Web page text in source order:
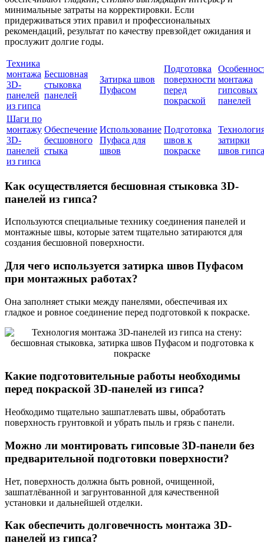
минимальные затраты на корректировки. Если
придерживаться этих правил и профессиональных
рекомендаций, результат по качеству превзойдет ожидания и
прослужит долгие годы.
Техника
монтажа
3D-
панелей
из гипса
Бесшовная
стыковка
панелей
Затирка швов
Пуфасом
Подготовка
поверхности
перед
покраской
монтажа
гипсовых
панелей
Шаги по
монтажу
3D-
панелей
из гипса
Обеспечение
бесшовного
стыка
Использование
Пуфаса для
швов
Подготовка
швов к
покраске
затирки
швов гипса
Как осуществляется бесшовная стыковка 3D-
панелей из гипса?
Используются специальные технику соединения панелей и
монтажные швы, которые затем тщательно затираются для
создания бесшовной поверхности.
Для чего используется затирка швов Пуфасом
при монтажных работах?
Она заполняет стыки между панелями, обеспечивая их
гладкое и ровное соединение перед подготовкой к покраске.
Какие подготовительные работы необходимы
перед покраской 3D-панелей из гипса?
Необходимо тщательно зашпатлевать швы, обработать
поверхность грунтовкой и убрать пыль и грязь с панели.
Можно ли монтировать гипсовые 3D-панели без
предварительной подготовки поверхности?
Нет, поверхность должна быть ровной, очищенной,
зашпатлёванной и загрунтованной для качественной
установки и дальнейшей отделки.
Как обеспечить долговечность монтажа 3D-
панелей из гипса?